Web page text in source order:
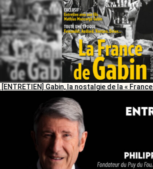
[ENTRETIEN] Gabin, la nostalgie de la « France